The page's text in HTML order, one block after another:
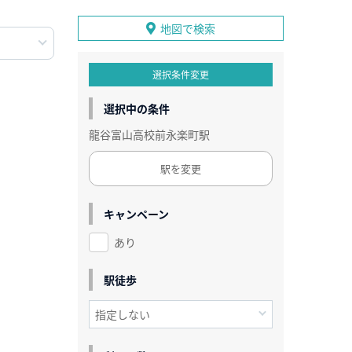
地図で検索
選択条件変更
選択中の条件
龍谷富山高校前永楽町駅
駅を変更
キャンペーン
あり
駅徒歩